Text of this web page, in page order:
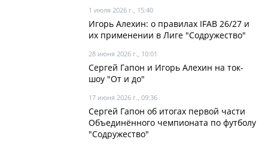
1 июля 2026 г., 15:40
Игорь Алехин: о правилах IFAB 26/27 и
их применении в Лиге "Содружество"
28 июня 2026 г., 10:01
Сергей Гапон и Игорь Алехин на ток-
шоу "От и до"
17 июня 2026 г., 09:36
Сергей Гапон об итогах первой части
Объединённого чемпионата по футболу
"Содружество"